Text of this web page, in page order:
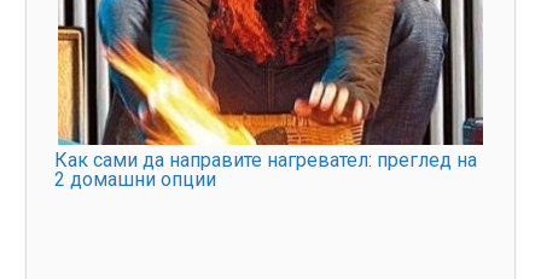
Как сами да направите нагревател: преглед на
2 домашни опции